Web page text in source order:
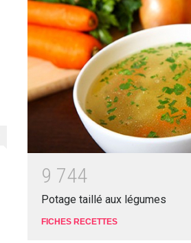
9 744
Potage taillé aux légumes
FICHES RECETTES